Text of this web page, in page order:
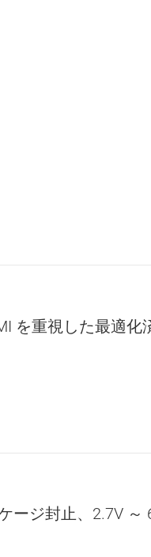
を重視した最適化
ージ封止、2.7V ～